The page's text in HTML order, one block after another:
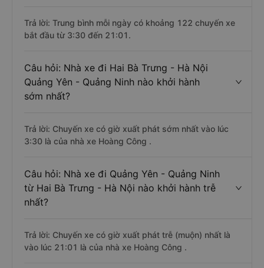
Trả lời: Trung bình mỗi ngày có khoảng 122 chuyến xe
bắt đầu từ 3:30 đến 21:01.
Câu hỏi: Nhà xe đi Hai Bà Trưng - Hà Nội
Quảng Yên - Quảng Ninh nào khởi hành
sớm nhất?
Trả lời: Chuyến xe có giờ xuất phát sớm nhất vào lúc
3:30 là của nhà xe Hoàng Công .
Câu hỏi: Nhà xe đi Quảng Yên - Quảng Ninh
từ Hai Bà Trưng - Hà Nội nào khởi hành trễ
nhất?
Trả lời: Chuyến xe có giờ xuất phát trễ (muộn) nhất là
vào lúc 21:01 là của nhà xe Hoàng Công .